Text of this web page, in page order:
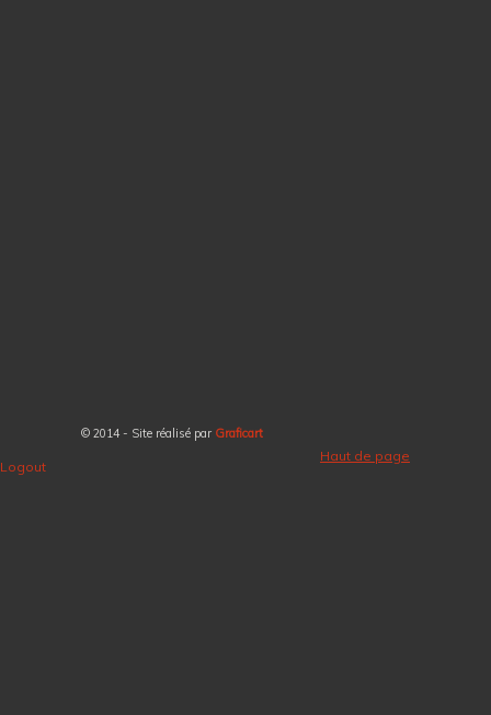
© 2014 - Site réalisé par Graficart
Haut de page
Logout